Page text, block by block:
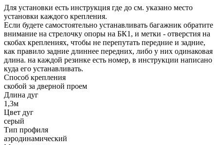
Для установки есть инструкция где до см. указано место
установки каждого крепления.
Если будете самостоятельно устанавливать багажник обратите
внимание на стрелочку опоры на БК1, и метки - отверстия на
скобах креплениях, чтобы не перепутать передние и задние,
как правило задние длиннее передних, либо у них одинаковая
длина. на каждой резинке есть номер, в инструкции написано
куда его устанавливать.
Способ крепления
скобой за дверной проем
Длина дуг
1,3м
Цвет дуг
серый
Тип профиля
аэродинамический